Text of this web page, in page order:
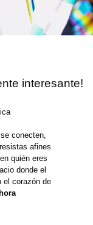
interesante!
conecten,
afines
quién eres
donde el
el corazón de